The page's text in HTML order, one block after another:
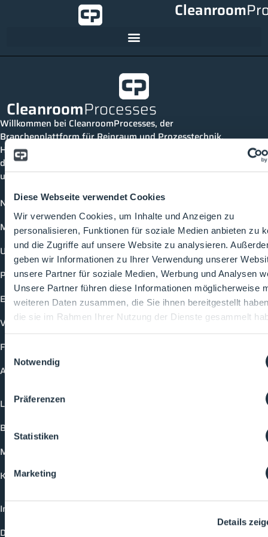
Diese Webseite verwendet Cookies
Wir verwenden Cookies, um Inhalte und Anzeigen zu
personalisieren, Funktionen für soziale Medien anbieten zu
und die Zugriffe auf unsere Website zu analysieren.
geben wir Informationen zu Ihrer Verwendung unserer
unsere Partner für soziale Medien, Werbung und Analysen
Unsere Partner führen diese Informationen möglicherweise
weiteren Daten zusammen, die Sie ihnen bereitgestellt
die sie im Rahmen Ihrer Nutzung der Dienste gesammelt
Einwilligungsauswahl
Notwendig
Präferenzen
Statistiken
Marketing
Details
Cleanroom
CleanroomProcesses
Willkommen bei CleanroomProcesses, der
Branchenplattform für Reinraum und Prozesstechnik.
Hier bleibst du immer auf dem neuesten Stand, kannst
dich mit anderen verknüpfen und alle relevanten Themen
und Events der Branche entdecken.
News
Mediathek
Unternehmen
Produkte
Events
Vorträge
Future-Faces
Academy
Login
Buchungsmöglichkeiten
Medienformate
Kontakt
Impressum
Datenschutzerklärung